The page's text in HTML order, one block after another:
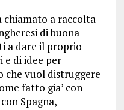
chiamato a raccolta
di buona
a dare il proprio
di idee per
che vuol distruggere
fatto gia’ con
Spagna,